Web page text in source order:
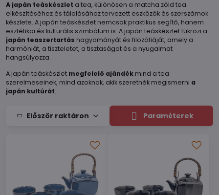
A japán teáskészlet a tea, különösen a matcha zöld tea
elkészítéséhez és tálalásához tervezett eszközök és szerszámok
készlete. A japán teáskészlet nemcsak praktikus segítő, hanem
esztétikai és kulturális szimbólum is. A japán teáskészlet tükrözi a
japán teaszertartás hagyományát és filozófiáját, amely a
harmóniát, a tiszteletet, a tisztaságot és a nyugalmat
hangsúlyozza.
A japán teáskészlet megfelelő ajándék mind a tea
szerelmeseinek, mind azoknak, akik szeretnék megismerni a
japán kultúrát.
Először raktáron Paraméterek